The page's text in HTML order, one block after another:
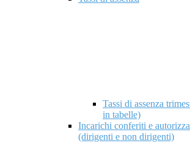
Tassi di assenza
in tabelle)
Incarichi conferiti e
(dirigenti e non dirigenti)